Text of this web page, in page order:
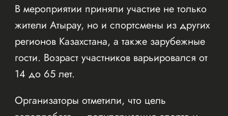
В мероприятии приняли участие не только
жители Атырау, но и спортсмены из других
регионов Казахстана, а также зарубежные
гости. Возраст участников варьировался от
14 до 65 лет.
Организаторы отметили, что цель